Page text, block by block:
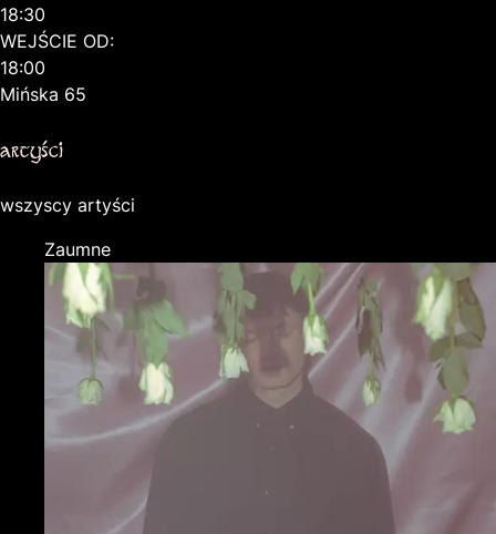
18:30
WEJŚCIE OD:
18:00
Mińska 65
artyści
wszyscy artyści
Zaumne